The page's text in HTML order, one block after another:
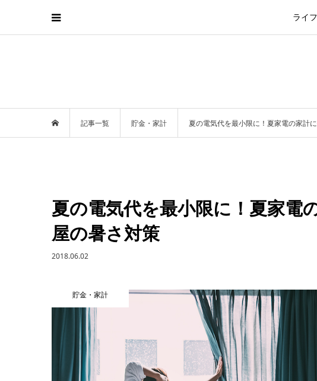
ライフ
記事一覧 貯金・家計 夏の電気代を最小限に！夏家電の家計
夏の電気代を最小限に！夏家電
屋の暑さ対策
2018.06.02
貯金・家計